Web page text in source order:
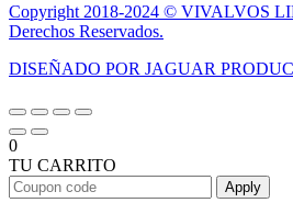
Copyright 2018-2024 © VIVALVOS
Derechos Reservados.
DISEÑADO POR JAGUAR
0
TU CARRITO
Apply